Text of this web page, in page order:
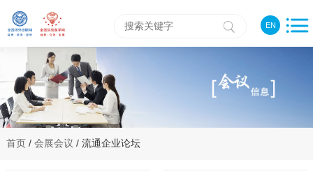
EN
首页/ 会展会议 / 流通企业论坛